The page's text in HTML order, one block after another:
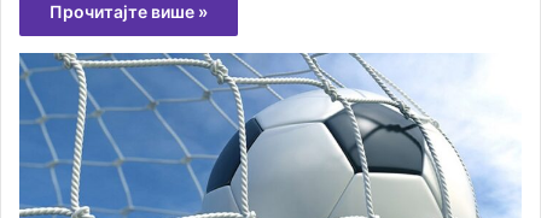
Прочитајте више »